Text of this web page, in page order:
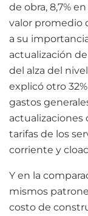
de obra, 8,7%
valor promedio
a su
actualización
del alza del
explicó otro
gastos
actualizaciones
tarifas de los
corriente y
Y en la
mismos
costo de